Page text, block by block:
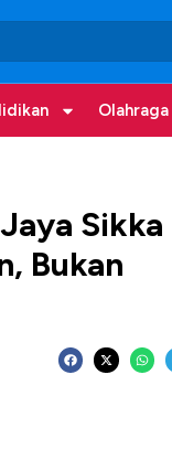
Olahraga
Sikka
Bukan